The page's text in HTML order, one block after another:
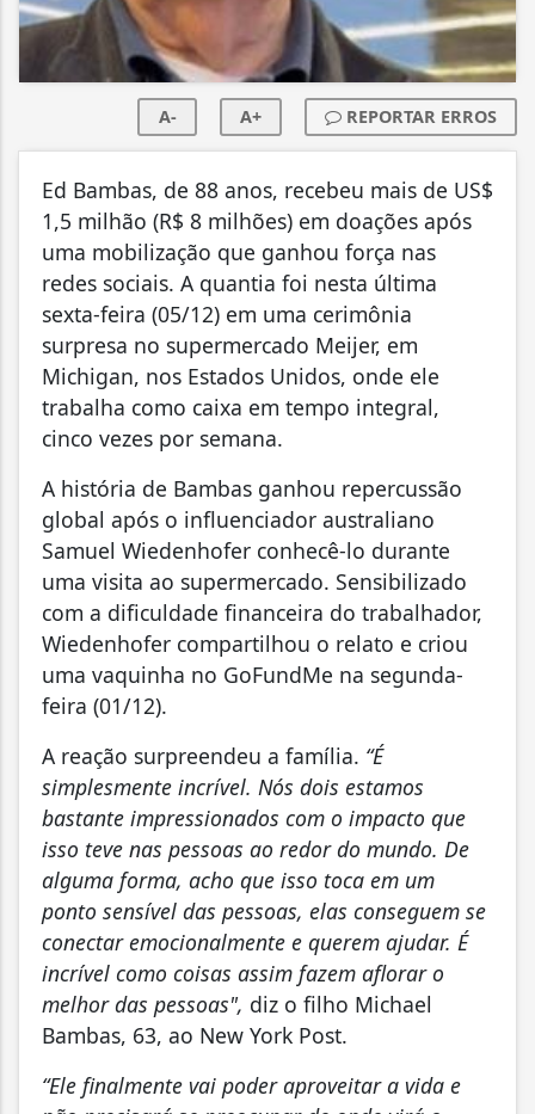
A- A+ REPORTAR ERROS
Ed Bambas, de 88 anos, recebeu mais de US$
1,5 milhão (R$ 8 milhões) em doações após
uma mobilização que ganhou força nas
redes sociais. A quantia foi nesta última
sexta-feira (05/12) em uma cerimônia
surpresa no supermercado Meijer, em
Michigan, nos Estados Unidos, onde ele
trabalha como caixa em tempo integral,
cinco vezes por semana.
A história de Bambas ganhou repercussão
global após o influenciador australiano
Samuel Wiedenhofer conhecê-lo durante
uma visita ao supermercado. Sensibilizado
com a dificuldade financeira do trabalhador,
Wiedenhofer compartilhou o relato e criou
uma vaquinha no GoFundMe na segunda-
feira (01/12).
A reação surpreendeu a família. “É
simplesmente incrível. Nós dois estamos
bastante impressionados com o impacto que
isso teve nas pessoas ao redor do mundo. De
alguma forma, acho que isso toca em um
ponto sensível das pessoas, elas conseguem se
conectar emocionalmente e querem ajudar. É
incrível como coisas assim fazem aflorar o
melhor das pessoas", diz o filho Michael
Bambas, 63, ao New York Post.
“Ele finalmente vai poder aproveitar a vida e